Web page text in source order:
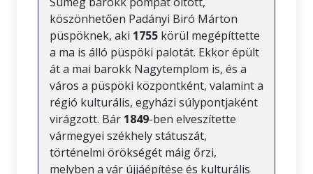
köszönhetően Padányi Biró Márton
püspöknek, aki 1755 körül megépíttette
a ma is álló püspöki palotát. Ekkor épült
át a mai barokk Nagytemplom is, és a
város a püspöki központként, valamint a
régió kulturális, egyházi súlypontjaként
virágzott. Bár 1849-ben elveszítette
vármegyei székhely státuszát,
történelmi örökségét máig őrzi,
melyben a vár újjáépítése és kulturális